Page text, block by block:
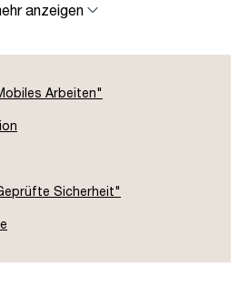
anzeigen
Arbeiten"
Sicherheit"